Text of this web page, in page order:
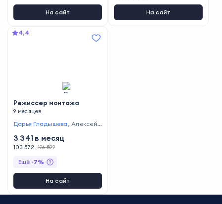
На сайт На сайт
4,4
Режиссер монтажа
9 месяцев
Дарья Гладышева ,Алексей
3 341 в месяц
103 572 196 599
Ещё -7%
На сайт